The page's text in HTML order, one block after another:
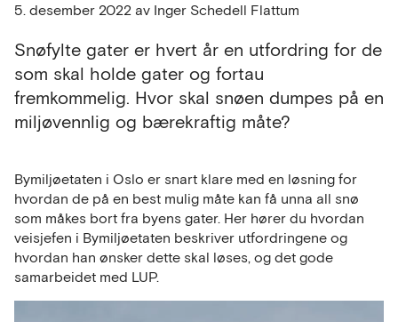
5. desember 2022 av Inger Schedell Flattum
Snøfylte gater er hvert år en utfordring for de
som skal holde gater og fortau
fremkommelig. Hvor skal snøen dumpes på en
miljøvennlig og bærekraftig måte?
Bymiljøetaten i Oslo er snart klare med en løsning for
hvordan de på en best mulig måte kan få unna all snø
som måkes bort fra byens gater. Her hører du hvordan
veisjefen i Bymiljøetaten beskriver utfordringene og
hvordan han ønsker dette skal løses, og det gode
samarbeidet med LUP.